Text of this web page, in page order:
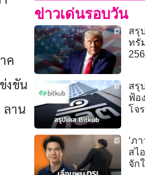
ค
งขัน
ลาน
ข่าวเด่นรอบวัน
สรุ
ทรั
สรุ
ฟ้อ
โจ
‘ภ
สไ
จัก